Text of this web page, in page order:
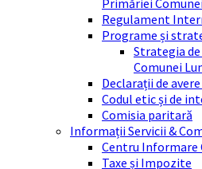
Primăriei
Regulament
Programe și
Strategia
Comunei
Declarații de
Codul etic și de
Comisia paritară
Informații Servicii &
Centru Informare
Taxe și Impozite